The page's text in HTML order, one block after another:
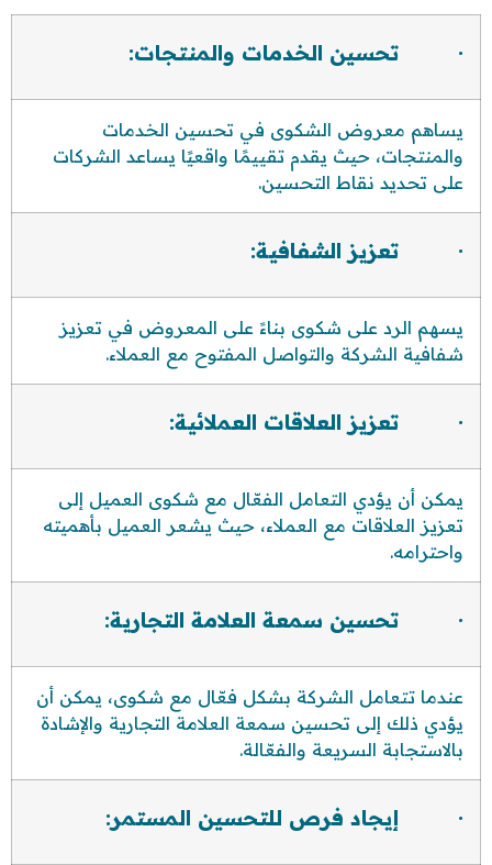
· تحسين الخدمات والمنتجات:
يساهم معروض الشكوى في تحسين الخدمات
والمنتجات، حيث يقدم تقييمًا واقعيًا يساعد الشركات
على تحديد نقاط التحسين.
· تعزيز الشفافية:
يسهم الرد على شكوى بناءً على المعروض في تعزيز
شفافية الشركة والتواصل المفتوح مع العملاء.
· تعزيز العلاقات العملائية:
يمكن أن يؤدي التعامل الفعّال مع شكوى العميل إلى
تعزيز العلاقات مع العملاء، حيث يشعر العميل بأهميته
واحترامه.
· تحسين سمعة العلامة التجارية:
عندما تتعامل الشركة بشكل فعّال مع شكوى، يمكن أن
يؤدي ذلك إلى تحسين سمعة العلامة التجارية والإشادة
بالاستجابة السريعة والفعّالة.
· إيجاد فرص للتحسين المستمر: